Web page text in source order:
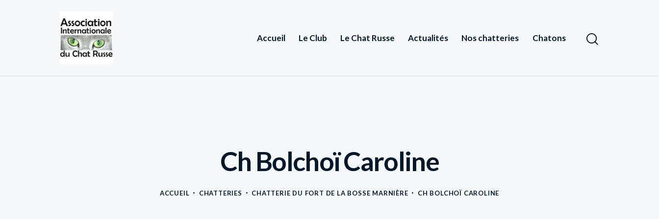
Accueil Le Club Le Chat Russe Actualités Nos chatteries Chatons
Ch Bolchoï Caroline
ACCUEIL CHATTERIES CHATTERIE DU FORT DE LA BOSSE MARNIÈRE CH BOLCHOÏ CAROLINE